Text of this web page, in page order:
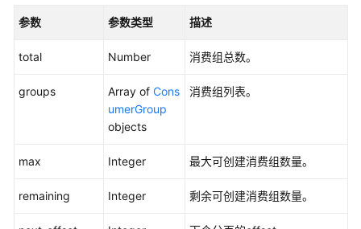
用
参数 参数类型 描述
total Number 消费组总数。
groups Array of Cons
umerGroup
objects
消费组列表。
max Integer 最大可创建消费组数量。
remaining Integer 剩余可创建消费组数量。